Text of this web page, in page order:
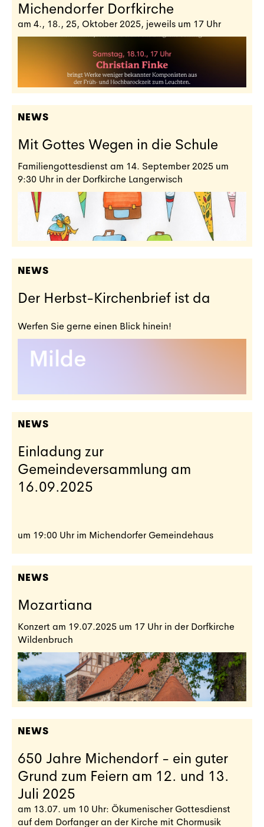
Michendorfer Dorfkirche
am 4., 18., 25, Oktober 2025, jeweils um 17 Uhr
NEWS
Mit Gottes Wegen in die Schule
Familiengottesdienst am 14. September 2025 um
9:30 Uhr in der Dorfkirche Langerwisch
NEWS
Der Herbst-Kirchenbrief ist da
Werfen Sie gerne einen Blick hinein!
NEWS
Einladung zur
Gemeindeversammlung am
16.09.2025
um 19:00 Uhr im Michendorfer Gemeindehaus
NEWS
Mozartiana
Konzert am 19.07.2025 um 17 Uhr in der Dorfkirche
Wildenbruch
NEWS
650 Jahre Michendorf - ein guter
Grund zum Feiern am 12. und 13.
Juli 2025
am 13.07. um 10 Uhr: Ökumenischer Gottesdienst
auf dem Dorfanger an der Kirche mit Chormusik